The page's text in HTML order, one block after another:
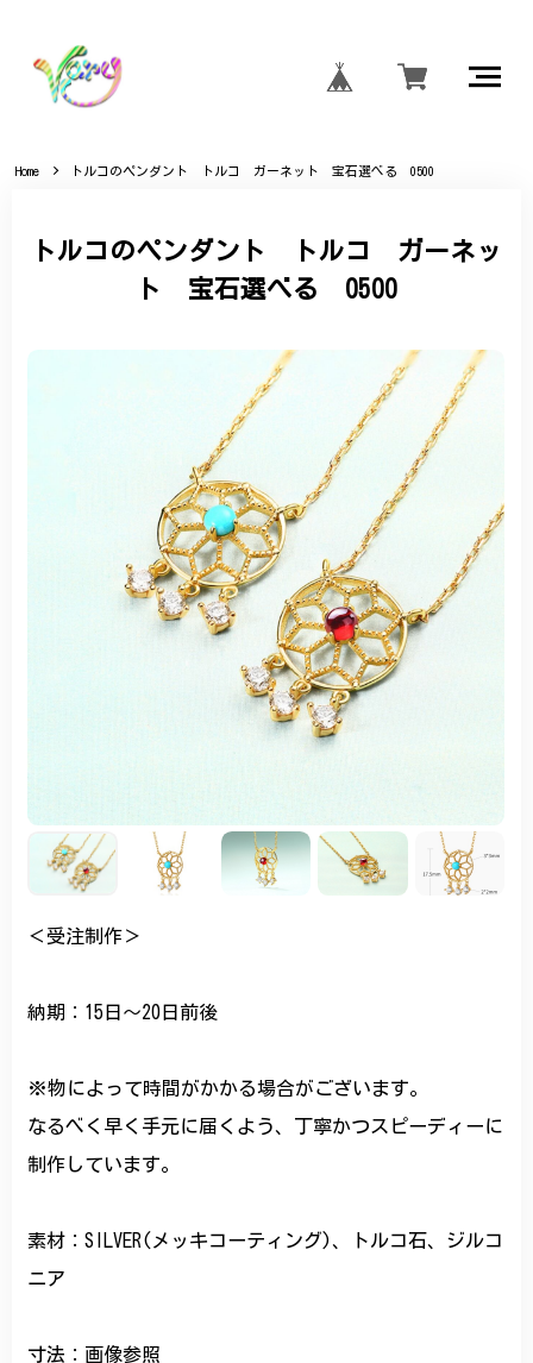
Home トルコのペンダント トルコ ガーネット 宝石選べる 0500
トルコのペンダント トルコ ガーネッ
ト 宝石選べる 0500
＜受注制作＞
納期：15日～20日前後
※物によって時間がかかる場合がございます。
なるべく早く手元に届くよう、丁寧かつスピーディーに
制作しています。
素材：SILVER(メッキコーティング)、トルコ石、ジルコ
ニア
寸法：画像参照